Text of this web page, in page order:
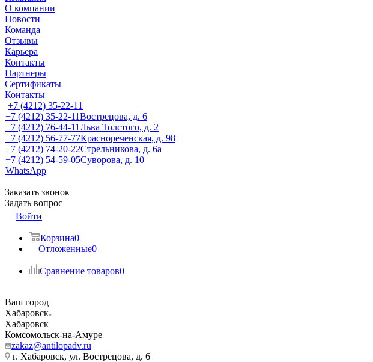
О компании
Новости
Команда
Отзывы
Карьера
Контакты
Партнеры
Сертификаты
Контакты
+7 (4212) 35-22-11
+7 (4212) 35-22-11Вострецова, д. 6
+7 (4212) 76-44-11Льва Толстого, д. 2
+7 (4212) 56-77-77Краснореченская, д. 98
+7 (4212) 74-20-22Стрельникова, д. 6а
+7 (4212) 54-59-05Суворова, д. 10
WhatsApp
Заказать звонок
Задать вопрос
Войти
Корзина0
Отложенные0
Сравнение товаров0
Ваш город
Хабаровск
Хабаровск
Комсомольск-на-Амуре
zakaz@antilopadv.ru
г. Хабаровск, ул. Вострецова, д. 6